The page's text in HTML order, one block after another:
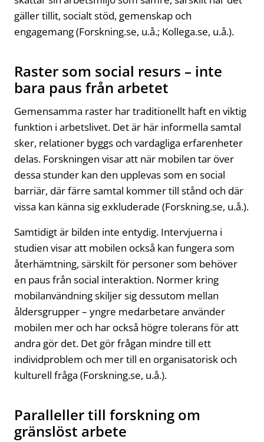
gäller tillit, socialt stöd, gemenskap och
engagemang (Forskning.se, u.å.; Kollega.se, u.å.).
Raster som social resurs – inte
bara paus från arbetet
Gemensamma raster har traditionellt haft en viktig
funktion i arbetslivet. Det är här informella samtal
sker, relationer byggs och vardagliga erfarenheter
delas. Forskningen visar att när mobilen tar över
dessa stunder kan den upplevas som en social
barriär, där färre samtal kommer till stånd och där
vissa kan känna sig exkluderade (Forskning.se, u.å.).
Samtidigt är bilden inte entydig. Intervjuerna i
studien visar att mobilen också kan fungera som
återhämtning, särskilt för personer som behöver
en paus från social interaktion. Normer kring
mobilanvändning skiljer sig dessutom mellan
åldersgrupper – yngre medarbetare använder
mobilen mer och har också högre tolerans för att
andra gör det. Det gör frågan mindre till ett
individproblem och mer till en organisatorisk och
kulturell fråga (Forskning.se, u.å.).
Paralleller till forskning om
gränslöst arbete